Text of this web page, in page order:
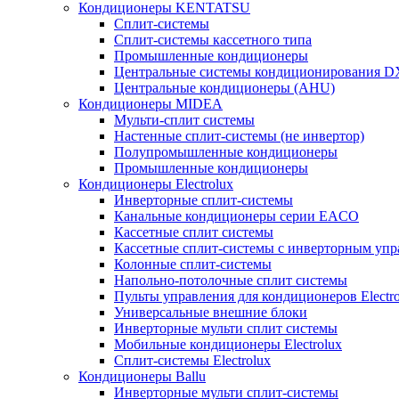
Кондиционеры KENTATSU
Сплит-системы
Сплит-системы кассетного типа
Промышленные кондиционеры
Центральные системы кондиционирования
Центральные кондиционеры (AHU)
Кондиционеры MIDEA
Мульти-сплит системы
Настенные сплит-системы (не инвертор)
Полупромышленные кондиционеры
Промышленные кондиционеры
Кондиционеры Electrolux
Инверторные сплит-системы
Канальные кондиционеры серии EACO
Кассетные сплит системы
Кассетные сплит-системы с инверторным
Колонные сплит-системы
Напольно-потолочные сплит системы
Пульты управления для кондиционеров
Универсальные внешние блоки
Инверторные мульти сплит системы
Мобильные кондиционеры Electrolux
Сплит-системы Electrolux
Кондиционеры Ballu
Инверторные мульти сплит-системы